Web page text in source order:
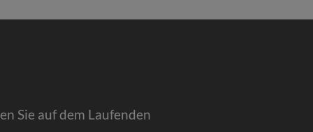
Sie auf dem Laufenden